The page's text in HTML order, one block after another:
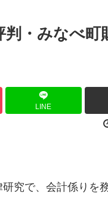
判・みなべ町
LINE
究で、会計係りを